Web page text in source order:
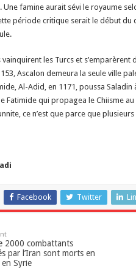
famine aurait sévi le royaume
période critique serait le début du
vainquirent les Turcs et
Ascalon demeura la seule ville
Al-Adid, en 1171, poussa
Fatimide qui propagea le Chiisme
ce n’est que parce que
Facebook Twitter
2000 combattants
par l’Iran sont morts en
Syrie